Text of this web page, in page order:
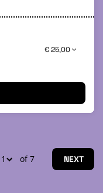
€ 25,00
of 7 NEXT